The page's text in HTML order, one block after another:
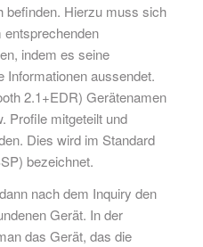
befinden. Hierzu muss sich
indem es seine
Informationen aussendet.
2.1+EDR) Gerätenamen
Profile mitgeteilt und
Dies wird im Standard
bezeichnet.
nach dem Inquiry den
Gerät. In der
das Gerät, das die